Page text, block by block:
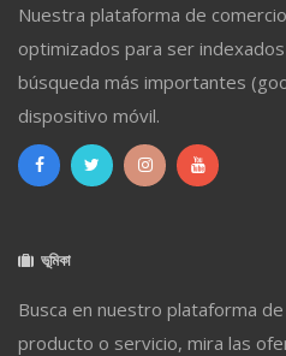
Nuestra plataforma de
optimizados para ser
búsqueda más importantes
dispositivo móvil.
ভূমিকা
Busca en nuestro plataforma
producto o servicio, mira las